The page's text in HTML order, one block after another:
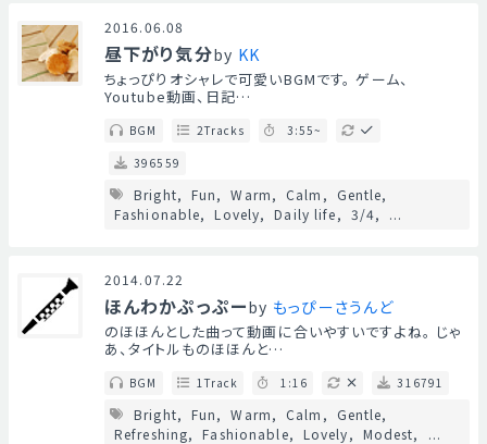
2016.06.08
昼下がり気分by KK
ちょっぴりオシャレで可愛いBGMです。 ゲーム、
Youtube動画、日記…
BGM 2Tracks
3:55~
396559
Bright Fun Warm Calm
Gentle
Fashionable
Lovely Daily life 3/4 ...
2014.07.22
ほんわかぷっぷーby もっぴーさうんど
のほほんとした曲って動画に合いやすいですよね。 じゃ
あ、タイトルものほほんと…
BGM 1Track 1:16 316791
Bright Fun Warm Calm
Gentle
Refreshing
Fashionable Lovely Modest ...